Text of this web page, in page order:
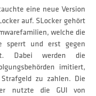
eine neue Version
auf. SLocker gehört
welche die
sperrt und erst gegen
Dabei werden die
imitiert,
zu zahlen. Die
nutzte die GUI von